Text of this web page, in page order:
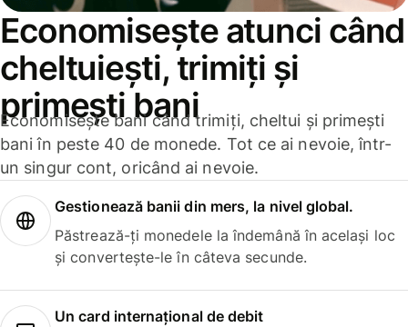
Economisește atunci când
cheltuiești, trimiți și
primești bani
Economisește bani când trimiți, cheltui și primești
bani în peste 40 de monede. Tot ce ai nevoie, într-
un singur cont, oricând ai nevoie.
Gestionează banii din mers, la nivel global.
Păstrează-ți monedele la îndemână în același loc
și convertește-le în câteva secunde.
Un card internațional de debit